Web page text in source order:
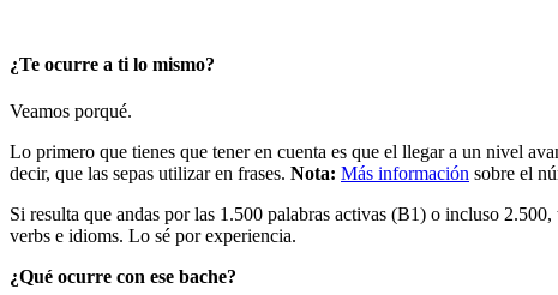
¿Te ocurre a ti lo mismo?
Veamos porqué.
Lo primero que tienes que tener en cuenta es que el llegar a un nivel
decir, que las sepas utilizar en frases. Nota: Más información sobre el
Si resulta que andas por las 1.500 palabras activas (B1) o incluso
verbs e idioms. Lo sé por experiencia.
¿Qué ocurre con ese bache?